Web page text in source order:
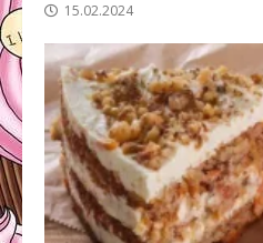
15.02.2024